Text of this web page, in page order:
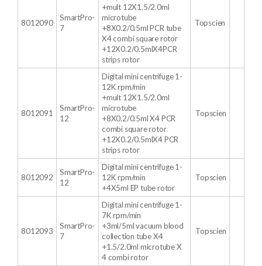
8012090
SmartPro-
7
+mult 12X1.5/2.0ml
microtube
+8X0.2/0.5ml PCR tube
X4 combi square rotor
+12X0.2/0.5mlX4PCR
strips rotor
Topscien
8012091
SmartPro-
12
Digital mini centrifuge 1-
12K rpm/min
+mult 12X1.5/2.0ml
microtube
+8X0.2/0.5ml X4 PCR
combi square rotor
+12X0.2/0.5mlX4 PCR
strips rotor
Topscien
8012092
SmartPro-
12
Digital mini centrifuge 1-
12K rpm/min
+4X5ml EP tube rotor
Topscien
8012093
SmartPro-
7
Digital mini centrifuge 1-
7K rpm/min
+3ml/5ml vacuum blood
collection tube X4
+1.5/2.0ml microtube X
4 combi rotor
Topscien